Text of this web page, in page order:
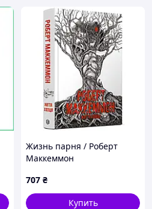
Жизнь парня / Роберт
Маккеммон
707 ₴
Купить